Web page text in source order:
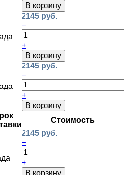
В корзину
2145 руб.
–
+
В корзину
2145 руб.
–
+
В корзину
Стоимость
2145 руб.
–
+
В корзину